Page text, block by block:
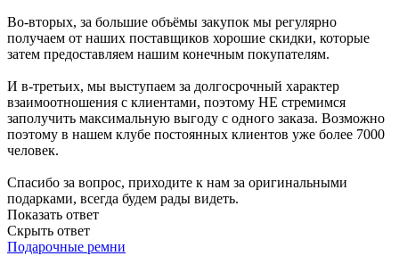
Во-вторых, за большие объёмы закупок мы регулярно
получаем от наших поставщиков хорошие скидки, которые
затем предоставляем нашим конечным покупателям.
И в-третьих, мы выступаем за долгосрочный характер
взаимоотношения с клиентами, поэтому НЕ стремимся
заполучить максимальную выгоду с одного заказа. Возможно
поэтому в нашем клубе постоянных клиентов уже более 7000
человек.
Спасибо за вопрос, приходите к нам за оригинальными
подарками, всегда будем рады видеть.
Показать ответ
Скрыть ответ
Подарочные ремни